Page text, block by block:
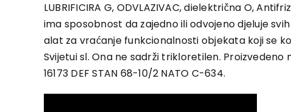
LUBRIFICIRA G, ODVLAZIVAC, dielektrična O,
ima sposobnost da zajedno ili odvojeno djeluje
alat za vraćanje funkcionalnosti objekata koji se
Svijetui sl. Ona ne sadrži trikloretilen. Proizvedeno
16173 DEF STAN 68-10/2 NATO C-634.